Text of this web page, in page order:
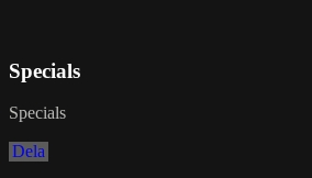
Specials
Specials